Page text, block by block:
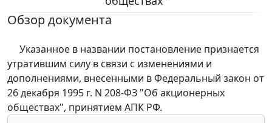
Обзор документа
Указанное в названии постановление признается
утратившим силу в связи с изменениями и
дополнениями, внесенными в Федеральный закон от
26 декабря 1995 г. N 208-ФЗ "Об акционерных
обществах", принятием АПК РФ.